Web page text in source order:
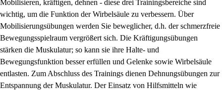
Mobilisieren, kräftigen, dehnen - diese drei Trainingsbereiche sind
wichtig, um die Funktion der Wirbelsäule zu verbessern. Über
Mobilisierungsübungen werden Sie beweglicher, d.h. der schmerzfreie
Bewegungsspielraum vergrößert sich. Die Kräftigungsübungen
stärken die Muskulatur; so kann sie ihre Halte- und
Bewegungsfunktion besser erfüllen und Gelenke sowie Wirbelsäule
entlasten. Zum Abschluss des Trainings dienen Dehnungsübungen zur
Entspannung der Muskulatur. Der Einsatz von Hilfsmitteln wie